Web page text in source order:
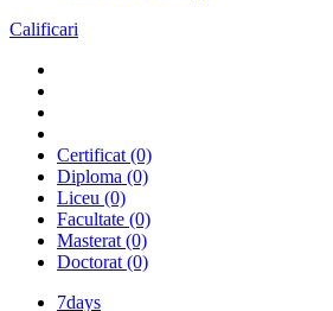
Calificari
Certificat (0)
Diploma (0)
Liceu (0)
Facultate (0)
Masterat (0)
Doctorat (0)
7days